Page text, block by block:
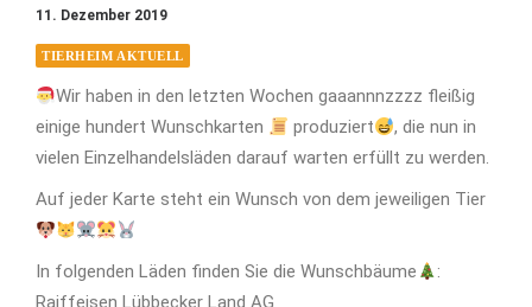
11. Dezember 2019
TIERHEIM AKTUELL
Wir haben in den letzten Wochen gaaannnzzzz fleißig
einige hundert Wunschkarten
produziert
, die nun in
vielen Einzelhandelsläden darauf warten erfüllt zu werden.
Auf jeder Karte steht ein Wunsch von dem jeweiligen Tier
In folgenden Läden finden Sie die Wunschbäume
:
Raiffeisen Lübbecker Land AG